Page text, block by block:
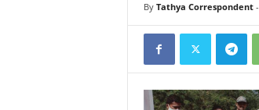
By Tathya Correspondent-